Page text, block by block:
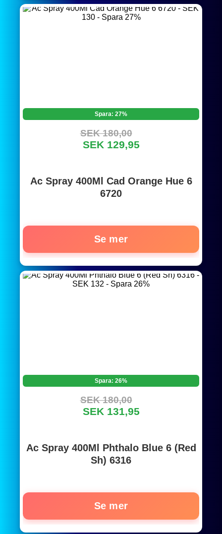
Spara: 27%
SEK 180,00
SEK 129,95
Ac Spray 400Ml Cad Orange Hue 6
6720
Se mer
Spara: 26%
SEK 180,00
SEK 131,95
Ac Spray 400Ml Phthalo Blue 6 (Red
Sh) 6316
Se mer